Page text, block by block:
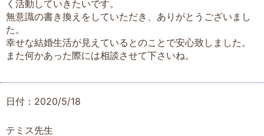
く活動していきたいです。
無意識の書き換えをしていただき、ありがとうございまし
た。
幸せな結婚生活が見えているとのことで安心致しました。
また何かあった際には相談させて下さいね。
日付：2020/5/18
テミス先生